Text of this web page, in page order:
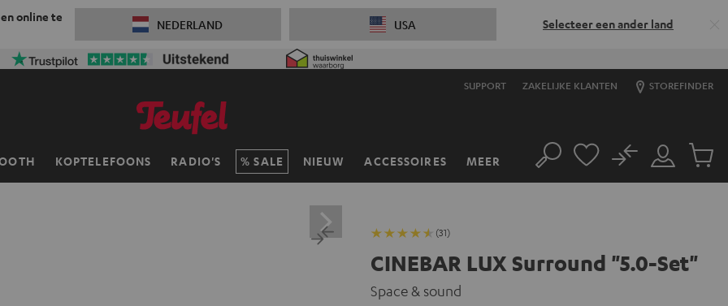
online te
NEDERLAND USA Selecteer een ander land
SUPPORT ZAKELIJKE KLANTEN STOREFINDER
KOPTELEFOONS RADIO'S SALE NIEUW ACCESSOIRES MEER Zoeken
Mijn
account
No
(31)
CINEBAR LUX Surround "5.0-Set"
Space & sound